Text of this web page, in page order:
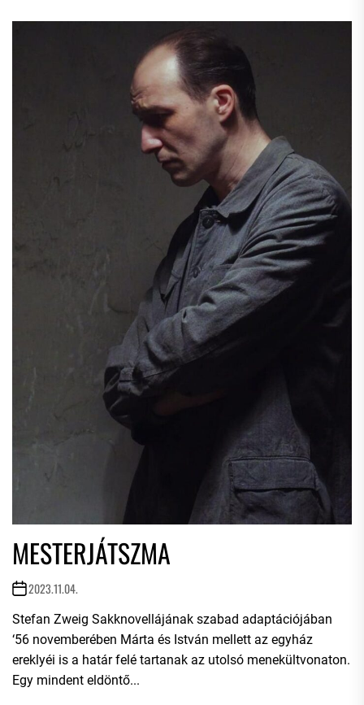
MESTERJÁTSZMA
2023.11.04.
Stefan Zweig Sakknovellájának szabad adaptációjában
‘56 novemberében Márta és István mellett az egyház
ereklyéi is a határ felé tartanak az utolsó menekültvonaton.
Egy mindent eldöntő...